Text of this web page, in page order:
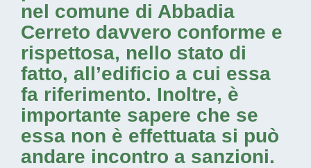
nel comune di Abbadia
Cerreto davvero conforme e
rispettosa, nello stato di
fatto, all’edificio a cui essa
fa riferimento. Inoltre, è
importante sapere che se
essa non è effettuata si può
andare incontro a sanzioni.